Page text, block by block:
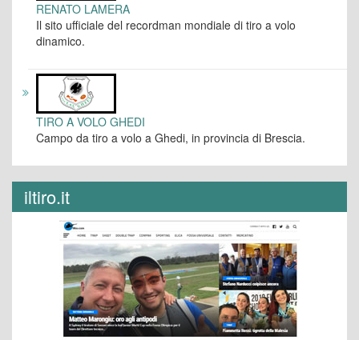
RENATO LAMERA
Il sito ufficiale del recordman mondiale di tiro a volo
dinamico.
TIRO A VOLO GHEDI
Campo da tiro a volo a Ghedi, in provincia di Brescia.
iltiro.it